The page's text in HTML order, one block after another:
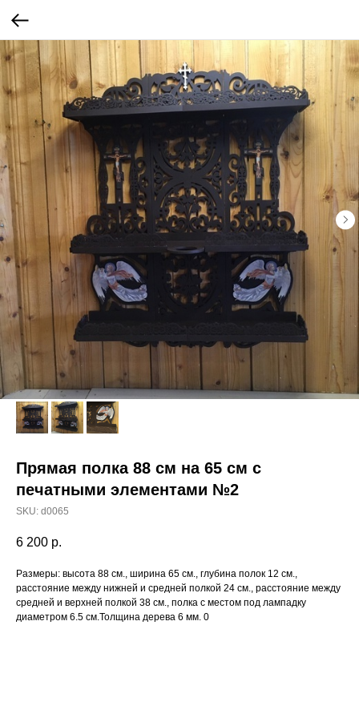
Прямая полка 88 см на 65 см с
печатными элементами №2
SKU: d0065
6 200 р.
Размеры: высота 88 см., ширина 65 см., глубина полок 12 см.,
расстояние между нижней и средней полкой 24 см., расстояние между
средней и верхней полкой 38 см., полка с местом под лампадку
диаметром 6.5 см.Толщина дерева 6 мм. 0